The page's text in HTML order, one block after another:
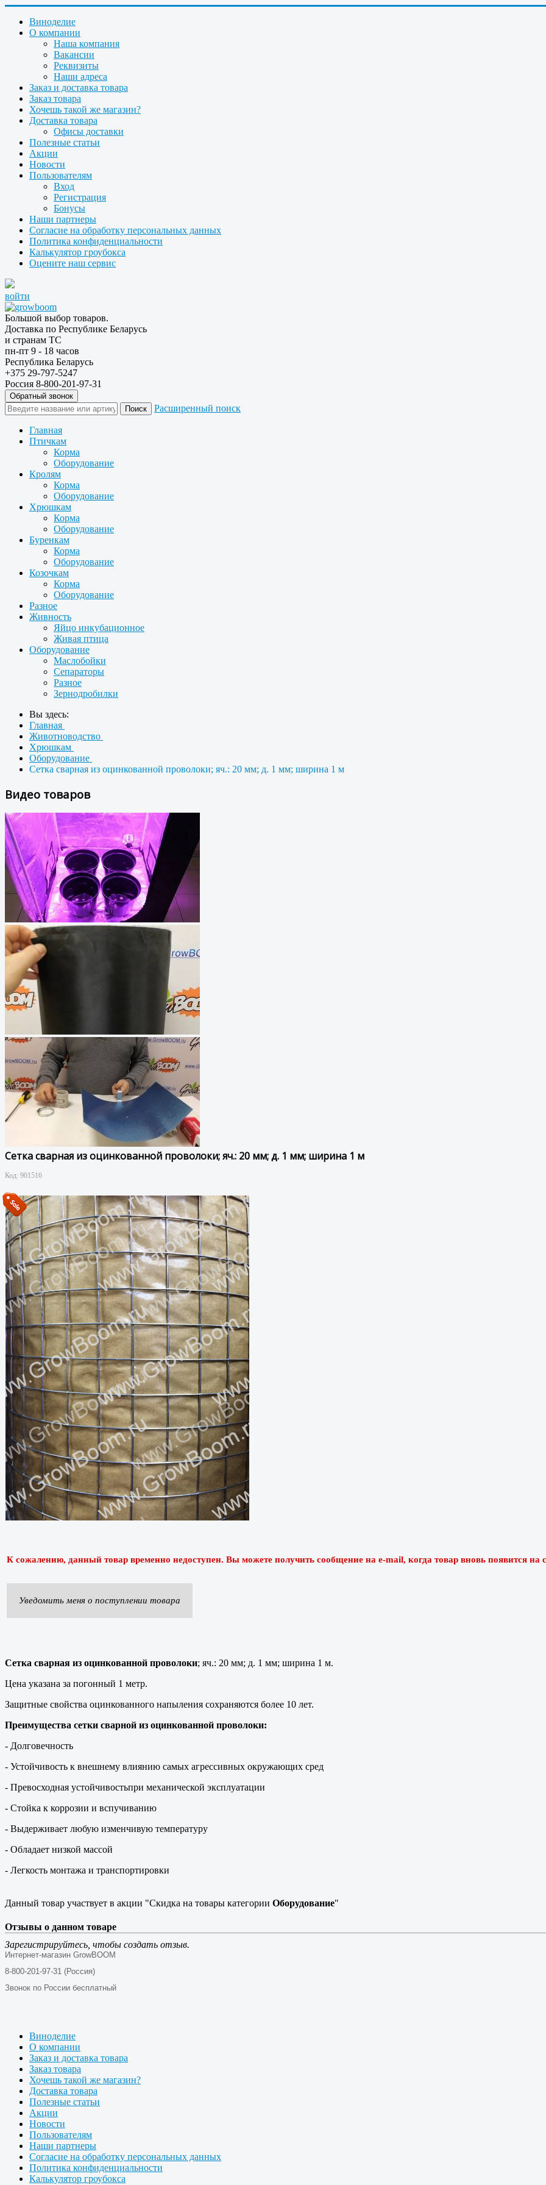
Виноделие
О компании
Наша компания
Вакансии
Реквизиты
Наши адреса
Заказ и доставка товара
Заказ товара
Хочешь такой же магазин?
Доставка товара
Офисы доставки
Полезные статьи
Акции
Новости
Пользователям
Вход
Регистрация
Бонусы
Наши партнеры
Согласие на обработку персональных данных
Политика конфиденциальности
Калькулятор гроубокса
Оцените наш сервис
войти
Большой выбор товаров.
Доставка по Республике Беларусь
и странам ТС
пн-пт 9 - 18 часов
Республика Беларусь
+375 29-797-5247
Россия 8-800-201-97-31
Обратный звонок
Расширенный поиск
Главная
Птичкам
Корма
Оборудование
Кролям
Корма
Оборудование
Хрюшкам
Корма
Оборудование
Буренкам
Корма
Оборудование
Козочкам
Корма
Оборудование
Разное
Живность
Яйцо инкубационное
Живая птица
Оборудование
Маслобойки
Сепараторы
Разное
Зернодробилки
Вы здесь:
Главная
Животноводство
Хрюшкам
Оборудование
Сетка сварная из оцинкованной проволоки; яч.: 20 мм; д. 1 мм; ширина 1 м
Видео товаров
Сетка сварная из оцинкованной проволоки; яч.: 20 мм; д. 1 мм; ширина 1 м
Код: 901516
К сожалению, данный товар временно недоступен. Вы можете получить сообщение на e-mail, когда товар вновь появится на
Уведомить меня о поступлении товара
Сетка сварная из оцинкованной проволоки; яч.: 20 мм; д. 1 мм; ширина 1 м.
Цена указана за погонный 1 метр.
Защитные свойства оцинкованного напыления сохраняются более 10 лет.
Преимущества сетки сварной из оцинкованной проволоки:
- Долговечность
- Устойчивость к внешнему влиянию самых агрессивных окружающих сред
- Превосходная устойчивостьпри механической эксплуатации
- Стойка к коррозии и вспучиванию
- Выдерживает любую изменчивую температуру
- Обладает низкой массой
- Легкость монтажа и транспортировки
Данный товар участвует в акции "Скидка на товары категории Оборудование"
Отзывы о данном товаре
Зарегистрируйтесь, чтобы создать отзыв.
Интернет-магазин GrowBOOM
8-800-201-97-31 (Россия)
Звонок по России бесплатный
Виноделие
О компании
Заказ и доставка товара
Заказ товара
Хочешь такой же магазин?
Доставка товара
Полезные статьи
Акции
Новости
Пользователям
Наши партнеры
Согласие на обработку персональных данных
Политика конфиденциальности
Калькулятор гроубокса